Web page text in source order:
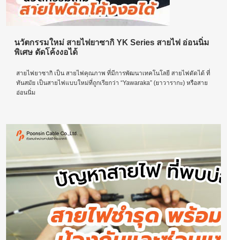
นวัตกรรมใหม่ สายไฟยาซากิ YK Series สายไฟ อ่อนนิ่ม
พิเศษ ดัดโค้งงอได้
สายไฟยาซากิ เป็น สายไฟคุณภาพ ที่มีการพัฒนาเทคโนโลยี สายไฟดัดได้ ที่
ทันสมัย เป็นสายไฟแบบใหม่ที่ถูกเรียกว่า “Yawaraka” (ยาวารากะ) หรือสาย
อ่อนนิ่ม